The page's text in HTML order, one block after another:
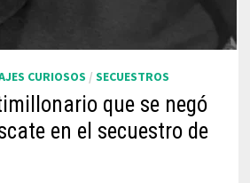
CURIOSOS / SECUESTROS
que se negó
en el secuestro de